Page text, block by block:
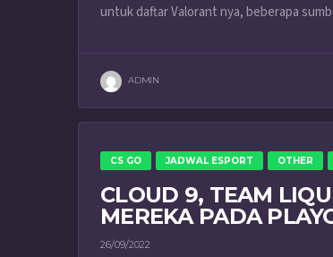
untuk daftar Valorant nya, beberapa
ADMIN
CS GO JADWAL ESPORT OTHER
CLOUD 9, TEAM
MEREKA PADA
26/09/2022